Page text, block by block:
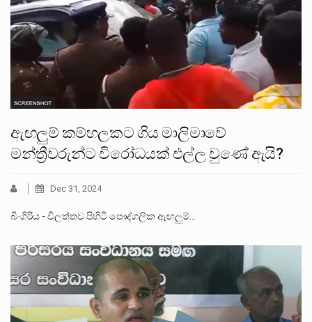
ඇඟලුම් කම්හලකට ගිය මාලිමාවේ
මන්ත්‍රීවරුන්ට විරෝධයක් එල්ල වුණේ ඇයි?
Dec 31, 2024
බිංගිරිය - විලත්තව පිහිටි පෞද්ගලික ඇඟලුම්…